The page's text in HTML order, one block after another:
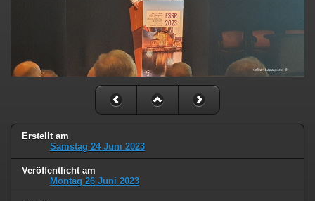
Erstellt am
Samstag 24 Juni 2023
Veröffentlicht am
Montag 26 Juni 2023